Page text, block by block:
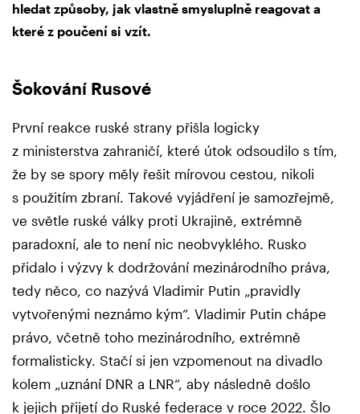
hledat způsoby, jak vlastně smysluplně reagovat a
které z poučení si vzít.
Šokování Rusové
První reakce ruské strany přišla logicky
z ministerstva zahraničí, které útok odsoudilo s tím,
že by se spory měly řešit mírovou cestou, nikoli
s použitím zbraní. Takové vyjádření je samozřejmě,
ve světle ruské války proti Ukrajině, extrémně
paradoxní, ale to není nic neobvyklého. Rusko
přidalo i výzvy k dodržování mezinárodního práva,
tedy něco, co nazývá Vladimir Putin „pravidly
vytvořenými neznámo kým“. Vladimir Putin chápe
právo, včetně toho mezinárodního, extrémně
formalisticky. Stačí si jen vzpomenout na divadlo
kolem „uznání DNR a LNR“, aby následně došlo
k jejich přijetí do Ruské federace v roce 2022. Šlo